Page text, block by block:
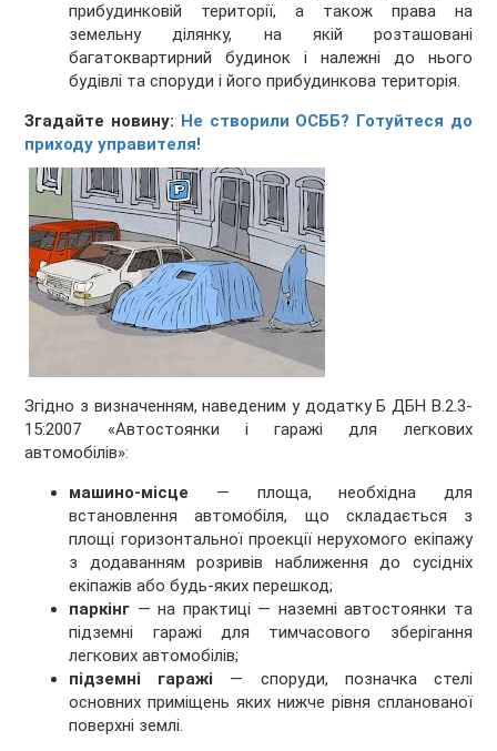
прибудинковій території, а також права на
земельну ділянку, на якій розташовані
багатоквартирний будинок і належні до нього
будівлі та споруди і його прибудинкова територія.
Згадайте новину: Не створили ОСББ? Готуйтеся до
приходу управителя!
Згідно з визначенням, наведеним у додатку Б ДБН В.2.3-
15:2007 «Автостоянки і гаражі для легкових
автомобілів»:
машино-місце — площа, необхідна для
встановлення автомобіля, що складається з
площі горизонтальної проекції нерухомого екіпажу
з додаванням розривів наближення до сусідніх
екіпажів або будь-яких перешкод;
паркінг — на практиці — наземні автостоянки та
підземні гаражі для тимчасового зберігання
легкових автомобілів;
підземні гаражі — споруди, позначка стелі
основних приміщень яких нижче рівня спланованої
поверхні землі.